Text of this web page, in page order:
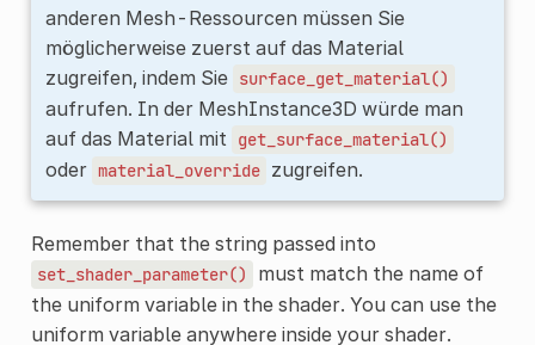
anderen Mesh-Ressourcen müssen Sie
möglicherweise zuerst auf das Material
zugreifen, indem Sie surface_get_material()
aufrufen. In der MeshInstance3D würde man
auf das Material mit get_surface_material()
oder material_override zugreifen.
Remember that the string passed into
set_shader_parameter()
must match the name of
the uniform variable in the shader. You can use the
uniform variable anywhere inside your shader.